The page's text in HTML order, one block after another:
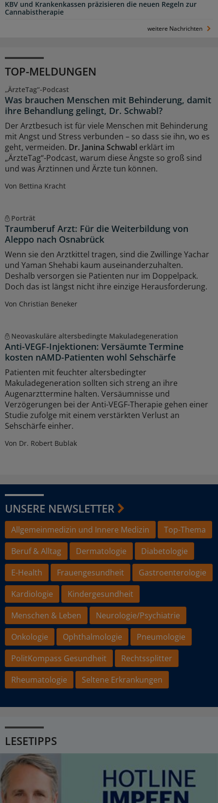
KBV und Krankenkassen präzisieren die neuen Regeln zur
Cannabistherapie
weitere Nachrichten
TOP-MELDUNGEN
„ÄrzteTag“-Podcast
Was brauchen Menschen mit Behinderung, damit
ihre Behandlung gelingt, Dr. Schwabl?
Der Arztbesuch ist für viele Menschen mit Behinderung
mit Angst und Stress verbunden – so dass sie ihn, wo es
geht, vermeiden. Dr. Janina Schwabl erklärt im
„ÄrzteTag“-Podcast, warum diese Ängste so groß sind
und was Ärztinnen und Ärzte tun können.
Von Bettina Kracht
Porträt
Traumberuf Arzt: Für die Weiterbildung von
Aleppo nach Osnabrück
Wenn sie den Arztkittel tragen, sind die Zwillinge Yachar
und Yaman Shehabi kaum auseinanderzuhalten.
Deshalb versorgen sie Patienten nur im Doppelpack.
Doch das ist längst nicht ihre einzige Herausforderung.
Von Christian Beneker
Neovaskuläre altersbedingte Makuladegeneration
Anti-VEGF-Injektionen: Versäumte Termine
kosten nAMD-Patienten wohl Sehschärfe
Patienten mit feuchter altersbedingter
Makuladegeneration sollten sich streng an ihre
Augenarzttermine halten. Versäumnisse und
Verzögerungen bei der Anti-VEGF-Therapie gehen einer
Studie zufolge mit einem verstärkten Verlust an
Sehschärfe einher.
Von Dr. Robert Bublak
UNSERE NEWSLETTER
Allgemeinmedizin und Innere Medizin
Top-Thema
Beruf & Alltag
Dermatologie
Diabetologie
E-Health
Frauengesundheit
Gastroenterologie
Kardiologie
Kindergesundheit
Menschen & Leben
Neurologie/Psychiatrie
Onkologie
Ophthalmologie
Pneumologie
PolitKompass Gesundheit
Rechtssplitter
Rheumatologie
Seltene Erkrankungen
LESETIPPS